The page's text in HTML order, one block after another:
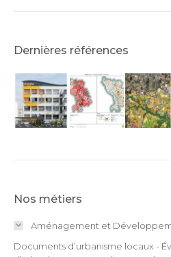
Dernières références
Nos métiers
Aménagement et
Documents d’urbanisme locaux -